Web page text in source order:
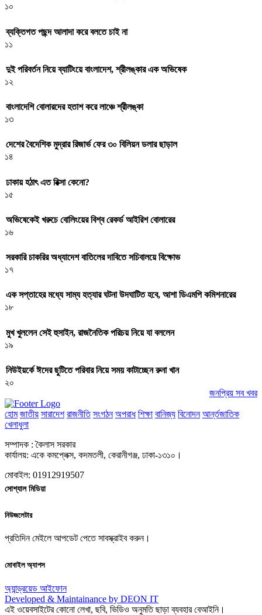
১০
ব্যক্তিগত পছন্দ আলাদা করে বলতে চাই না
১১
দুই পরিবর্তন নিয়ে ব্যাটিংয়ে বাংলাদেশ, শ্রীলঙ্কার এক অভিষেক
১২
বাংলাদেশি বোলারদের হতাশ করে লাঞ্চে শ্রীলঙ্কা
১৩
দেশের বৈদেশিক মুদ্রার রিজার্ভ ফের ৩০ বিলিয়ন ডলার ছাড়াল
১৪
ঢাকায় হঠাৎ এত রিক্সা কেনো?
১৫
অভিষেকেই খরুচে বোলিংয়ের বিশ্ব রেকর্ড আইরিশ বোলারের
১৬
সরকারি চাকরির অধ্যাদেশ বাতিলের দাবিতে সচিবালয়ে বিক্ষোভ
১৭
এক সপ্তাহের মধ্যে সাম্য হত্যার ঘটনা উদঘাটিত হবে, আশা ডিএমপি কমিশনারের
১৮
মুখ খুললেন সেই হুসাইন, রাজনৈতিক পরিচয় নিয়ে যা বললেন
১৯
নিউইয়র্কে ঈদের ছুটিতে পরিবার নিয়ে সময় কাটাচ্ছেন রুনা খান
২০
জনপ্রিয় সব খবর
হোম জাতীয় সারাদেশ রাজনীতি সংগঠন অপরাধ শিক্ষা বানিজ্য বিনোদন আর্ন্তজাতিক
খেলাধুলা
সম্পাদক : কৈলাস সরকার
কার্যালয়: একে কমপ্লেক্স, কদমতলী, কেরানীগঞ্জ, ঢাকা-১৩১০।
মোবাইল: 01912919507
সোশ্যাল মিডিয়া
নিউজলেটার
প্রতিদিন মেইলে আপডেট পেতে সাবস্ক্রাইব করুন।
মোবাইল অ্যাপস
অ্যান্ড্রয়েড আইফোন
Developed & Maintainance by DEON IT
এই ওয়েবসাইটের কোনো লেখা, ছবি, ভিডিও অনুমতি ছাড়া ব্যবহার বেআইনি।